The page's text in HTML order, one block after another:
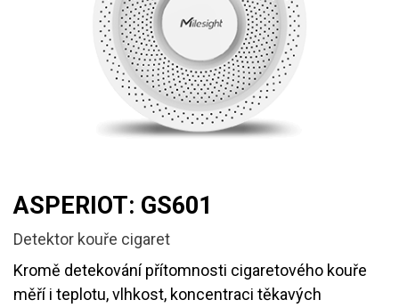
ASPERIOT: GS601
Detektor kouře cigaret
Kromě detekování přítomnosti cigaretového kouře
měří i teplotu, vlhkost, koncentraci těkavých